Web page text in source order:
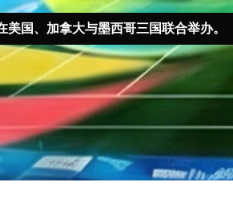
国、加拿大与墨西哥三国联合举办。